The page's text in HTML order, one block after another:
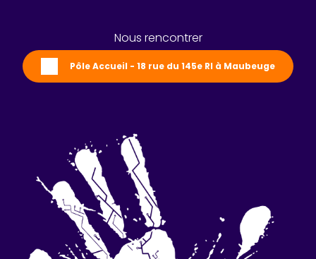
Nous rencontrer
Pôle Accueil - 18 rue du 145e RI à Maubeuge